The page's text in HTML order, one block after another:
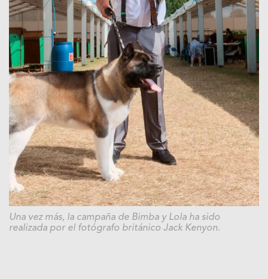
Una vez más, la campaña de Bimba y Lola ha sido
realizada por el fotógrafo británico Jack Kenyon.